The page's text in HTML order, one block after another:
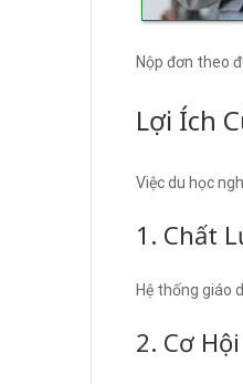
Nộp đơn theo
Lợi Ích
Việc du học
1. Chất
Hệ thống giáo
2. Cơ